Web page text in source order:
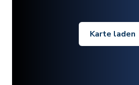
Karte laden